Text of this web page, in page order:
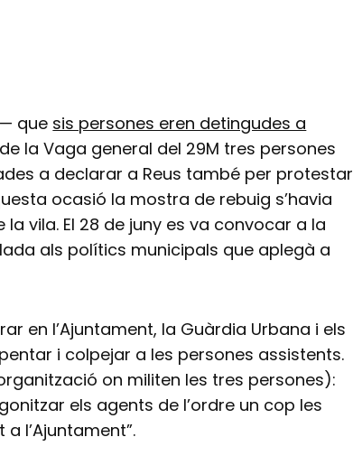
que sis persones eren detingudes a
la Vaga general del 29M tres persones
a declarar a Reus també per protestar
ocasió la mostra de rebuig s’havia
vila. El 28 de juny es va convocar a la
als polítics municipals que aplegà a
en l’Ajuntament, la Guàrdia Urbana i els
i colpejar a les persones assistents.
on militen les tres persones):
els agents de l’ordre un cop les
l’Ajuntament”.